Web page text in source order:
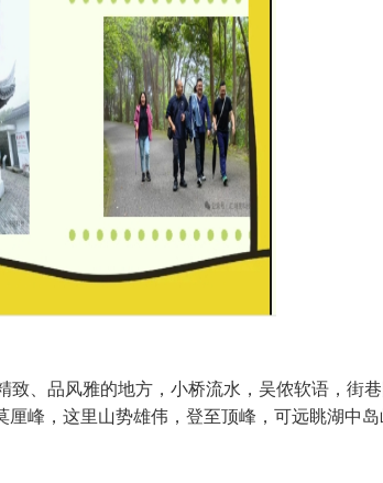
致、品风雅的地方，小桥流水，吴侬软语，街
厘峰，这里山势雄伟，登至顶峰，可远眺湖中